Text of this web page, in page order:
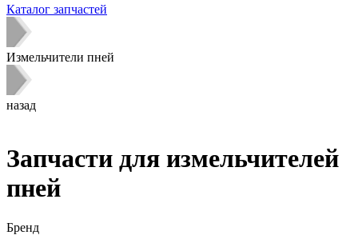
Каталог запчастей
Измельчители пней
назад
Запчасти для измельчителей
пней
Бренд